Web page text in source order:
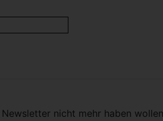
Newsletter nicht mehr haben